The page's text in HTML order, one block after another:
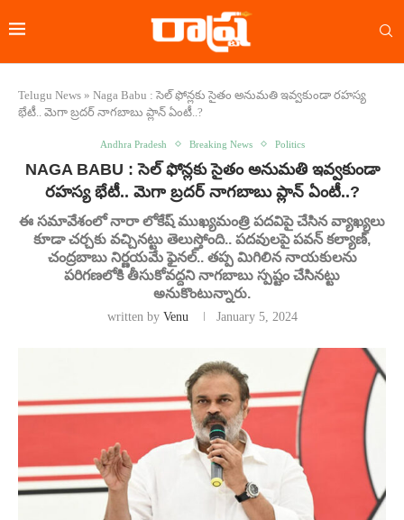
Telugu News » Naga Babu : సెల్ ఫోన్లకు సైతం అనుమతి ఇవ్వకుండా రహస్య
భేటీ.. మెగా బ్రదర్‌ నాగబాబు ప్లాన్ ఏంటీ..?
Andhra Pradesh Breaking News Politics
NAGA BABU : సెల్ ఫోన్లకు సైతం అనుమతి ఇవ్వకుండా
రహస్య భేటీ.. మెగా బ్రదర్‌ నాగబాబు ప్లాన్ ఏంటీ..?
ఈ సమావేశంలో నారా లోకేష్ ముఖ్యమంత్రి పదవిపై చేసిన వ్యాఖ్యలు
కూడా చర్చకు వచ్చినట్టు తెలుస్తోంది.. పదవులపై పవన్ కల్యాణ్‌,
చంద్రబాబు నిర్ణయమే ఫైనల్.. తప్ప మిగిలిన నాయకులను
పరిగణలోకి తీసుకోవద్దని నాగబాబు స్పష్టం చేసినట్టు
అనుకొంటున్నారు.
written by Venu January 5, 2024